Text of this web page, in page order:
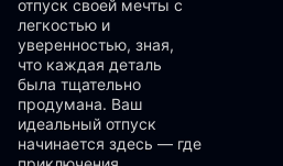
отпуск своей мечты с
легкостью и
уверенностью, зная,
что каждая деталь
была тщательно
продумана. Ваш
идеальный отпуск
начинается здесь — где